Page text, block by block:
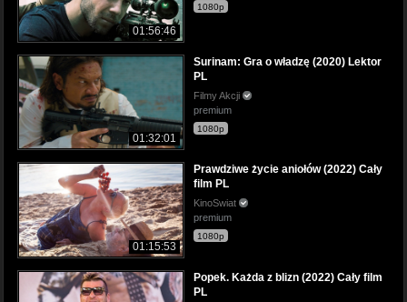
01:56:46
1080p
01:32:01
Surinam: Gra o władzę (2020) Lektor
PL
Filmy Akcji
premium
1080p
01:15:53
Prawdziwe życie aniołów (2022) Cały
film PL
KinoSwiat
premium
1080p
Popek. Każda z blizn (2022) Cały film
PL